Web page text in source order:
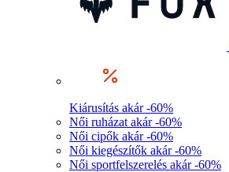
Kiárusítás akár -60%
Női ruházat akár -60%
Női cipők akár -60%
Női kiegészítők akár -60%
Női sportfelszerelés akár -60%